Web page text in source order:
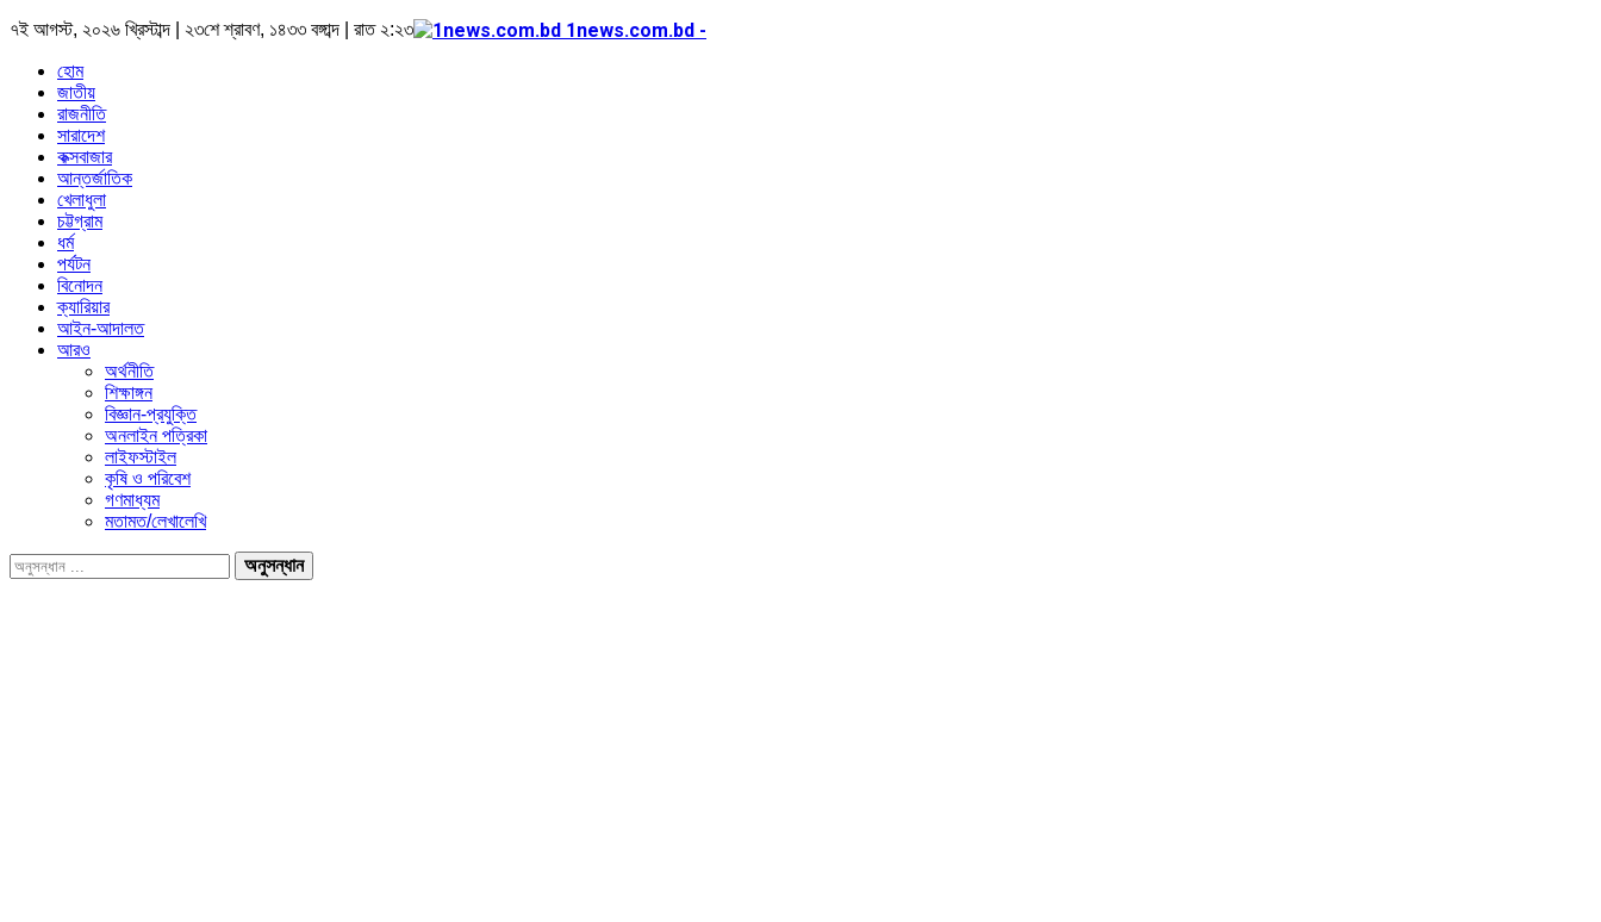
৭ই আগস্ট, ২০২৬ খ্রিস্টাব্দ | ২৩শে শ্রাবণ, ১৪৩৩ বঙ্গাব্দ | রাত ২:২৩ 1news.com.bd -
হোম
জাতীয়
রাজনীতি
সারাদেশ
কক্সবাজার
আন্তর্জাতিক
খেলাধুলা
চট্টগ্রাম
ধর্ম
পর্যটন
বিনোদন
ক্যারিয়ার
আইন-আদালত
আরও
অর্থনীতি
শিক্ষাঙ্গন
বিজ্ঞান-প্রযুক্তি
অনলাইন পত্রিকা
লাইফস্টাইল
কৃষি ও পরিবেশ
গণমাধ্যম
মতামত/লেখালেখি